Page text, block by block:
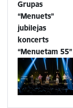
Grupas
“Menuets”
jubilejas
koncerts
“Menuetam 55”